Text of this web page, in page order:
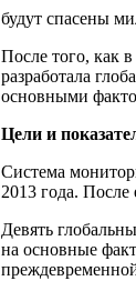
будут спасены
После того, как
разработала
основными
Цели и
Система
2013 года. После
Девять
на основные